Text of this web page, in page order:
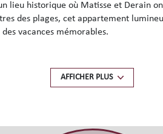
lieu historique où Matisse et Derain
des plages, cet appartement
vacances mémorables.
vous trouverez une chambre avec lit
cm) ainsi qu'une suite parentale avec lit
avec lits doubles 140x200 cm,
AFFICHER PLUS